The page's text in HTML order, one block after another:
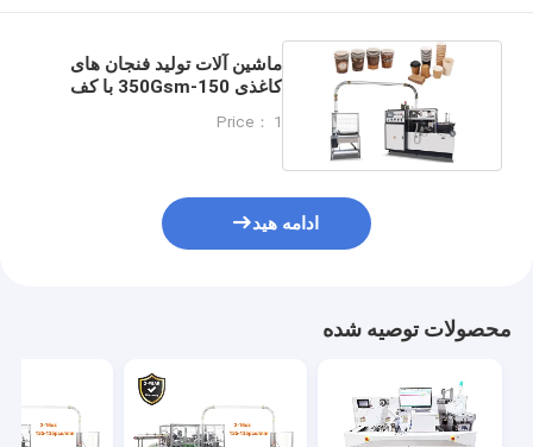
ماشین آلات تولید فنجان های
کاغذی 150-350Gsm با کف
Price： 1
ادامه هید
محصولات توصیه شده